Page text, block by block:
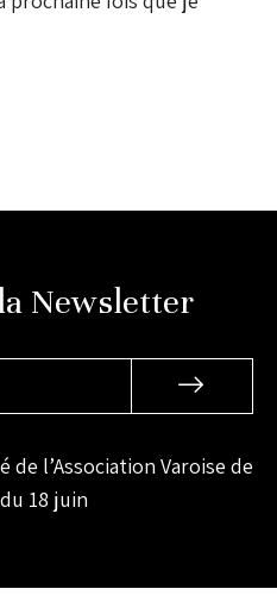
Newsletter
de l’Association Varoise de
18 juin